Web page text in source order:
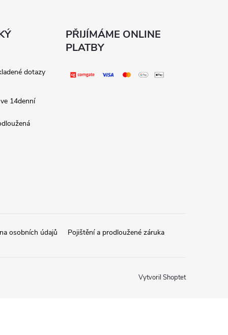
dotazy
14denní
PŘIJÍMÁME ONLINE
PLATBY
osobních údajů Pojištění a prodloužené záruka
Vytvoril Shoptet